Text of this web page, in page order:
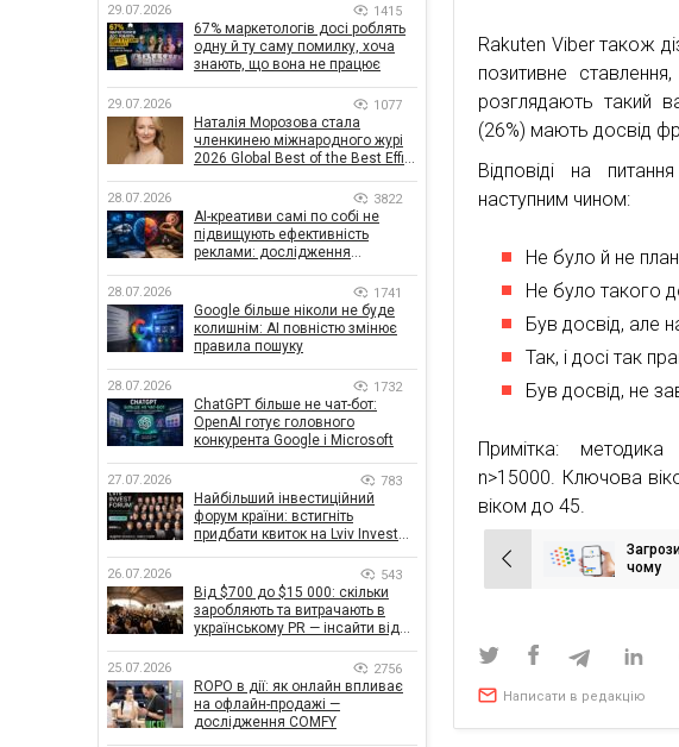
Rakuten Viber також
позитивне
розглядають такий
(26%) мають досвід
Відповіді на
наступним чином:
Не було й не
Не було такого
Був досвід, але
Так, і досі так
Був досвід, не
Примітка:
n>15000. Ключова
віком до 45.
Навігація
записів
чому
Написати в редакцію
29.07.2026 1415
67% маркетологів досі роблять
одну й ту саму помилку, хоча
знають, що вона не працює
29.07.2026 1077
Наталія Морозова стала
членкинею міжнародного журі
2026 Global Best of the Best Effie
28.07.2026 3822
AI-креативи самі по собі не
підвищують ефективність
реклами: дослідження
впливає на ефективність
кампаній
28.07.2026 1741
Google більше ніколи не буде
колишнім: AI повністю змінює
правила пошуку
28.07.2026 1732
ChatGPT більше не чат-бот:
OpenAI готує головного
конкурента Google і Microsoft
27.07.2026 783
Найбільший інвестиційний
форум країни: встигніть
придбати квиток на Lviv Invest
26.07.2026 543
Від $700 до $15 000: скільки
заробляють та витрачають в
українському PR — інсайти від
25.07.2026 2756
ROPO в дії: як онлайн впливає
на офлайн-продажі —
дослідження COMFY